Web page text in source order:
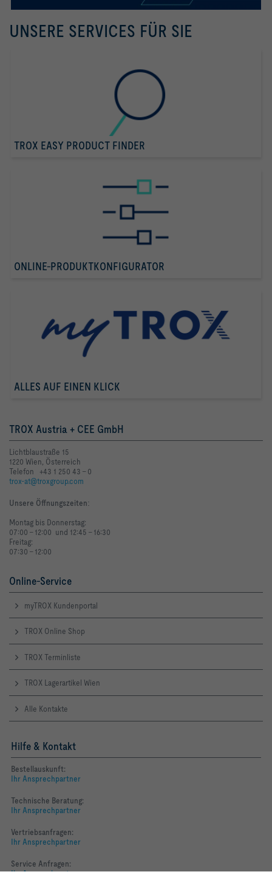
UNSERE SERVICES FÜR SIE
TROX EASY PRODUCT FINDER
ONLINE-PRODUKTKONFIGURATOR
ALLES AUF EINEN KLICK
TROX Austria + CEE GmbH
Lichtblaustraße 15
1220 Wien, Österreich
Telefon +43 1 250 43 - 0
trox-at@troxgroup.com
Unsere Öffnungszeiten:
Montag bis Donnerstag:
07:00 - 12:00 und 12:45 - 16:30
Freitag:
07:30 - 12:00
Online-Service
myTROX Kundenportal
TROX Online Shop
TROX Terminliste
TROX Lagerartikel Wien
Alle Kontakte
Hilfe & Kontakt
Bestellauskunft:
Ihr Ansprechpartner
Technische Beratung:
Ihr Ansprechpartner
Vertriebsanfragen:
Ihr Ansprechpartner
Service Anfragen:
Ihr Ansprechpartner